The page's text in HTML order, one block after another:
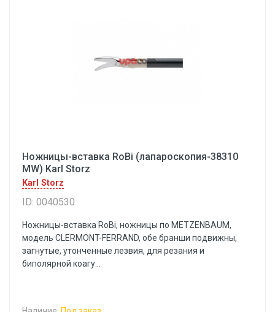
Ножницы-вставка RoBi (лапароскопия-38310
MW) Karl Storz
Karl Storz
ID: 0040530
Ножницы-вставка RoBi, ножницы пo METZENBAUM,
модель CLERMONT-FERRAND, обе бранши подвижны,
загнутые, утонченные лезвия, для резания и
биполярной коагу...